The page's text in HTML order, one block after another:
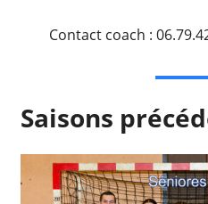
Contact coach :
Saisons